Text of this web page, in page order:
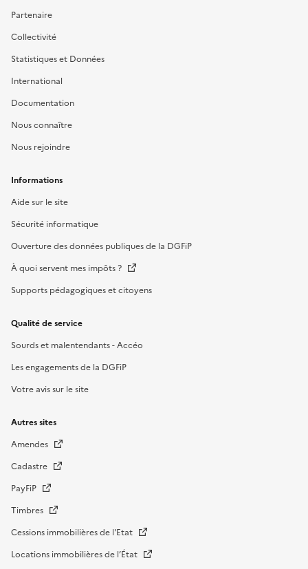
Partenaire
Collectivité
Statistiques et Données
International
Documentation
Nous connaître
Nous rejoindre
Informations
Aide sur le site
Sécurité informatique
Ouverture des données publiques de la DGFiP
À quoi servent mes impôts ?
Supports pédagogiques et citoyens
Qualité de service
Sourds et malentendants - Accéo
Les engagements de la DGFiP
Votre avis sur le site
Autres sites
Amendes
Cadastre
PayFiP
Timbres
Cessions immobilières de l'Etat
Locations immobilières de l’État